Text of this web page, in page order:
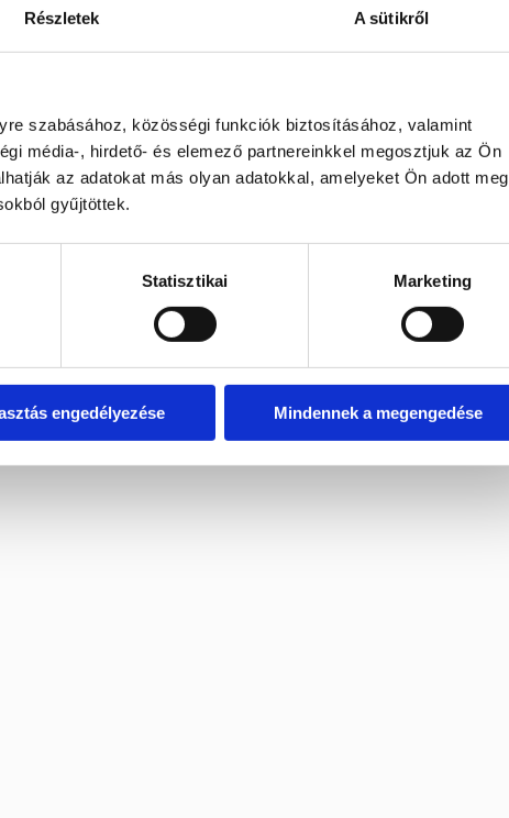
Részletek A sütikről
szabásához, közösségi funkciók biztosításához, valamint
média-, hirdető- és elemező partnereinkkel megosztjuk az Ön
az adatokat más olyan adatokkal, amelyeket Ön adott meg
gyűjtöttek.
Statisztikai Marketing
engedélyezése Mindennek a megengedése